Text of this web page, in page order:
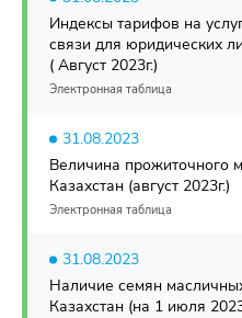
Индексы тарифов на
связи для юридических
( Август 2023г.)
Электронная таблица
31.08.2023
Величина прожиточного
Казахстан (август 2023г.)
Электронная таблица
31.08.2023
Наличие семян
Казахстан (на 1 июля